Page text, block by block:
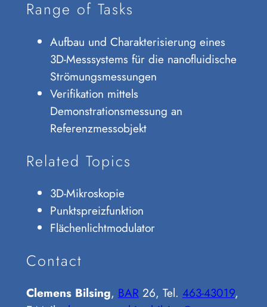
Range of Tasks
Aufbau und Charakterisierung eines
3D-Messsystems für die nanofluidische
Strömungsmessungen
Verifikation mittels
Demonstrationsmessung an
Referenzmessobjekt
Related Topics
3D-Mikroskopie
Punktspreizfunktion
Flächenlichtmodulator
Contact
Clemens Bilsing, BAR 26, Tel. 463-43019,